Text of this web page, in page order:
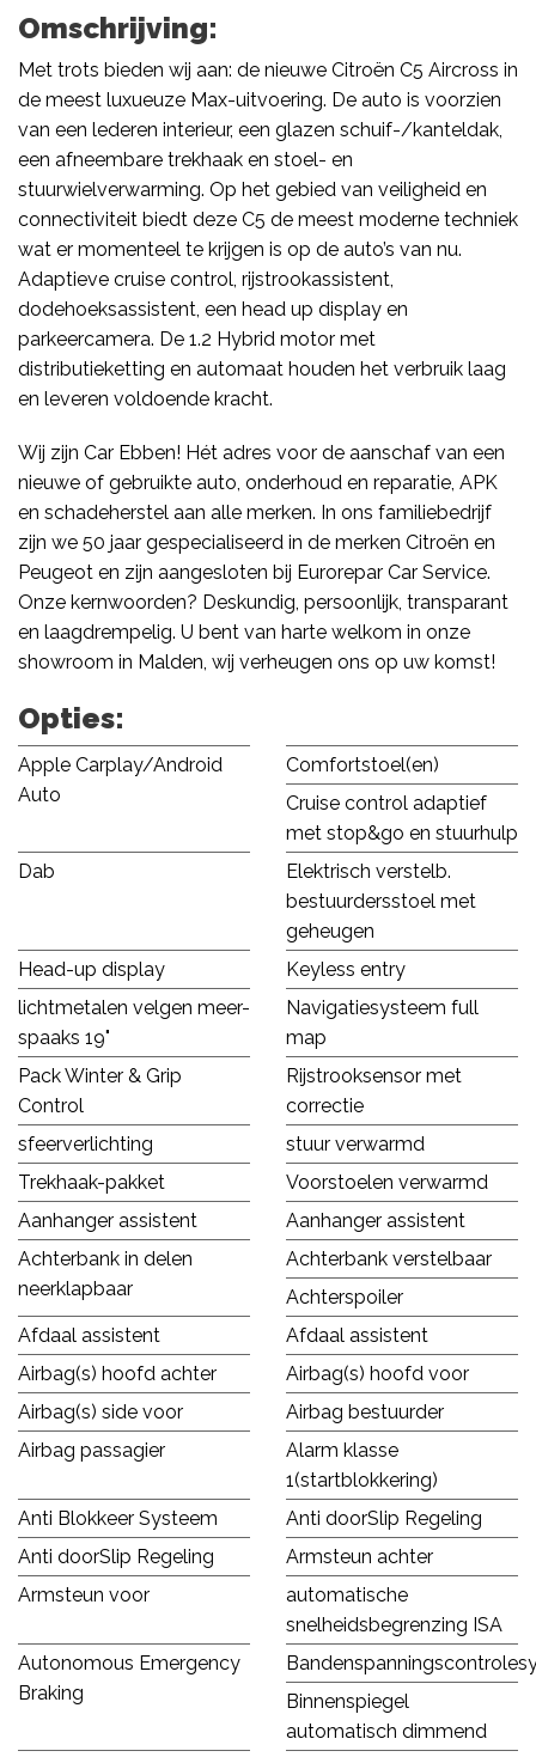
Omschrijving:
Met trots bieden wij aan: de nieuwe Citroën C5 Aircross in
de meest luxueuze Max-uitvoering. De auto is voorzien
van een lederen interieur, een glazen schuif-/kanteldak,
een afneembare trekhaak en stoel- en
stuurwielverwarming. Op het gebied van veiligheid en
connectiviteit biedt deze C5 de meest moderne techniek
wat er momenteel te krijgen is op de auto’s van nu.
Adaptieve cruise control, rijstrookassistent,
dodehoeksassistent, een head up display en
parkeercamera. De 1.2 Hybrid motor met
distributieketting en automaat houden het verbruik laag
en leveren voldoende kracht.
Wij zijn Car Ebben! Hét adres voor de aanschaf van een
nieuwe of gebruikte auto, onderhoud en reparatie, APK
en schadeherstel aan alle merken. In ons familiebedrijf
zijn we 50 jaar gespecialiseerd in de merken Citroën en
Peugeot en zijn aangesloten bij Eurorepar Car Service.
Onze kernwoorden? Deskundig, persoonlijk, transparant
en laagdrempelig. U bent van harte welkom in onze
showroom in Malden, wij verheugen ons op uw komst!
Opties:
Apple Carplay/Android
Auto
Comfortstoel(en)
Cruise control adaptief
met stop&go en stuurhulp
Dab
Elektrisch verstelb.
bestuurdersstoel met
geheugen
Head-up display
Keyless entry
lichtmetalen velgen meer-
spaaks 19"
Navigatiesysteem full
map
Pack Winter & Grip
Control
Rijstrooksensor met
correctie
sfeerverlichting
stuur verwarmd
Trekhaak-pakket
Voorstoelen verwarmd
Aanhanger assistent
Aanhanger assistent
Achterbank in delen
neerklapbaar
Achterbank verstelbaar
Achterspoiler
Afdaal assistent
Afdaal assistent
Airbag(s) hoofd achter
Airbag(s) hoofd voor
Airbag(s) side voor
Airbag bestuurder
Airbag passagier
Alarm klasse
1(startblokkering)
Anti Blokkeer Systeem
Anti doorSlip Regeling
Anti doorSlip Regeling
Armsteun achter
Armsteun voor
automatische
snelheidsbegrenzing ISA
Autonomous Emergency
Braking
Binnenspiegel
automatisch dimmend